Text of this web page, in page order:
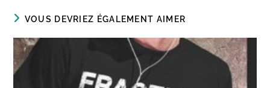
VOUS DEVRIEZ ÉGALEMENT AIMER